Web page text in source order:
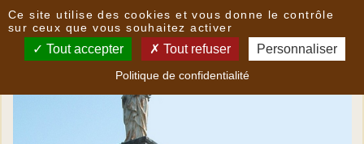
La chapelle Sainte-Anne
Ce site utilise des cookies et vous donne le contrôle
sur ceux que vous souhaitez activer
Tout accepter Tout refuser Personnaliser
Politique de confidentialité